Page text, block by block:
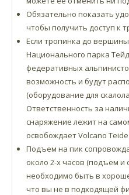
Обязательно показать
чтобы получить доступ к
Если тропинка до
Национального парка
федеративных
возможность и будут
(оборудование для
Ответственность за
снаряжение лежит на
освобождает Volcano
Подъем на пик
около 2-х часов (подъем и
необходимо быть в
что вы не в подходящей